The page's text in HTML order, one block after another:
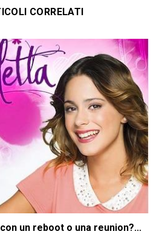
CORRELATI
un reboot o una reunion?...